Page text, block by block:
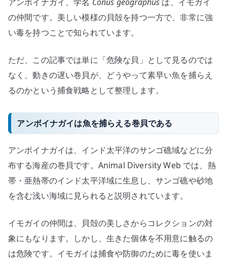
貝
の
捕
を
え
る
の仲間です。美しい模様の貝殻を持つ一方で、非常に強
い毒を持つことで知られています。
ただ、この記事では単に「危険な貝」として見るのでは
なく、動きの遅い巻貝が、どうやって素早い魚を捕らえ
るのかという捕食戦略として整理します。
アンボイナガイは魚を捕らえる巻貝である
アンボイナガイは、インド太平洋のサンゴ礁域などに分
布する海産の巻貝です。Animal Diversity Web では、熱
帯・亜熱帯のインド太平洋域に生息し、サンゴ礁や砂地
を含む浅い海域に見られると説明されています。
イモガイの仲間は、貝殻の美しさからコレクションの対
象にもなります。しかし、生きた個体を不用意に触るの
は危険です。イモガイは捕食や防御のために毒を使いま